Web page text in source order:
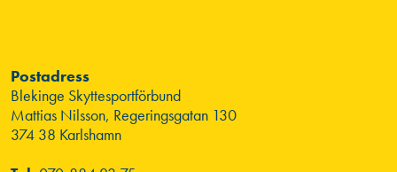
Postadress
Blekinge Skyttesportförbund
Mattias Nilsson, Regeringsgatan 130
374 38 Karlshamn